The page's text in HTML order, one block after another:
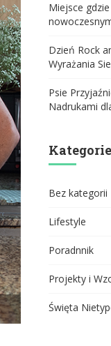
Miejsce
Dzień Rock
Wyrażania
Psie
Nadrukami
Kategorie
Bez kategorii
Lifestyle
Poradnnik
Projekty i
Święta